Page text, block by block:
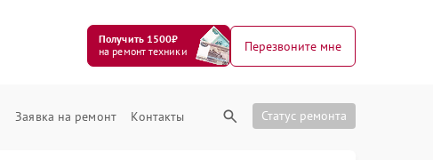
Получить 1500₽
на ремонт техники
Перезвоните мне
Заявка на ремонт Контакты Статус ремонта